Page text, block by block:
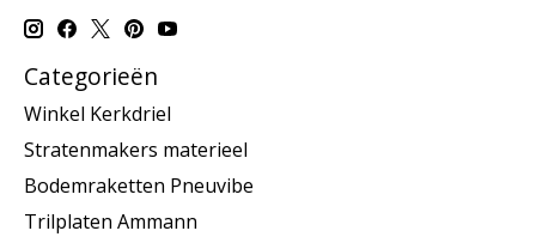
Categorieën
Winkel Kerkdriel
Stratenmakers materieel
Bodemraketten Pneuvibe
Trilplaten Ammann